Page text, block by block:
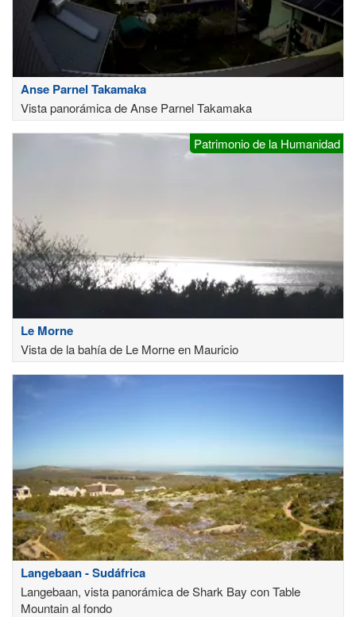
Anse Parnel Takamaka
Vista panorámica de Anse Parnel Takamaka
Patrimonio de la Humanidad
Le Morne
Vista de la bahía de Le Morne en Mauricio
Langebaan - Sudáfrica
Langebaan, vista panorámica de Shark Bay con Table
Mountain al fondo